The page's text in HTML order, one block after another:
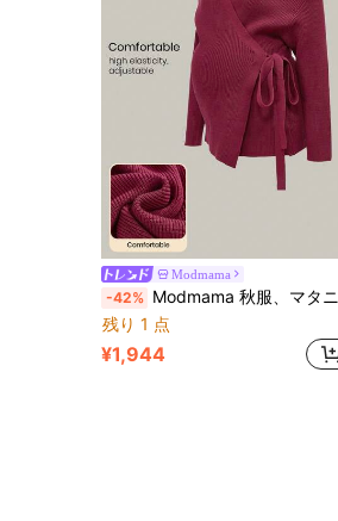
Modmama
-42% Modmama 秋服、マタニティ秋冬服、妊婦用無地クロスオーバーラップドロップショルダー長袖カジュアルリブニットセーター
残り 1 点
¥1,944